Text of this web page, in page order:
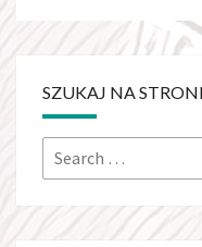
SZUKAJ NA
Search
for: